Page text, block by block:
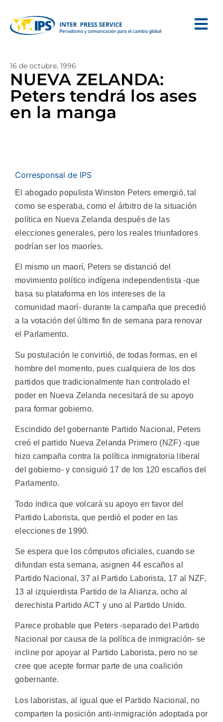
16 de octubre, 1996
NUEVA ZELANDA:
Peters tendrá los ases
en la manga
Corresponsal de IPS
El abogado populista Winston Peters emergió, tal
como se esperaba, como el árbitro de la situación
política en Nueva Zelanda después de las
elecciones generales, pero los reales triunfadores
podrían ser los maoríes.
El mismo un maorí, Peters se distanció del
movimiento político indígena independentista -que
basa su plataforma en los intereses de la
comunidad maorí- durante la campaña que precedió
a la votación del último fin de semana para renovar
el Parlamento.
Su postulación le convirtió, de todas formas, en el
hombre del momento, pues cualquiera de los dos
partidos que tradicionalmente han controlado el
poder en Nueva Zelanda necesitará de su apoyo
para formar gobierno.
Escindido del gobernante Partido Nacional, Peters
creó el partido Nueva Zelanda Primero (NZF) -que
hizo campaña contra la política inmigratoria liberal
del gobierno- y consiguió 17 de los 120 escaños del
Parlamento.
Todo indica que volcará su apoyo en favor del
Partido Laborista, que perdió el poder en las
elecciones de 1990.
Se espera que los cómputos oficiales, cuando se
difundan esta semana, asignen 44 escaños al
Partido Nacional, 37 al Partido Laborista, 17 al NZF,
13 al izquierdista Partido de la Alianza, ocho al
derechista Partido ACT y uno al Partido Unido.
Parece probable que Peters -separado del Partido
Nacional por causa de la política de inmigración- se
incline por apoyar al Partido Laborista, pero no se
cree que acepte formar parte de una coalición
gobernante.
Los laboristas, al igual que el Partido Nacional, no
comparten la posición anti-inmigración adoptada por